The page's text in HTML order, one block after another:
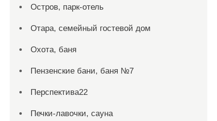
Остров, парк-отель
Отара, семейный гостевой дом
Охота, баня
Пензенские бани, баня №7
Перспектива22
Печки-лавочки, сауна